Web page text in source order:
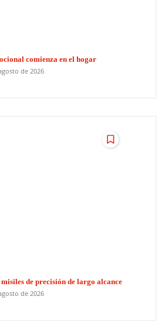
comienza en el hogar
de 2026
de precisión de largo alcance
de 2026